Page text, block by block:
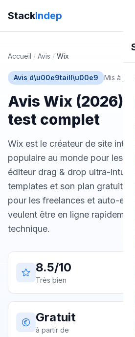
StackIndep
Accueil / Avis / Wix
Avis d\u00e9taill\u00e9 Mis à
Avis Wix (2026)
test complet
Wix est le créateur de site
populaire au monde pour les
éditeur drag & drop ultra-
templates et son plan gratuit
pour les freelances et auto-
veulent être en ligne
technique.
8.5/10
Très bien
Gratuit
à partir de